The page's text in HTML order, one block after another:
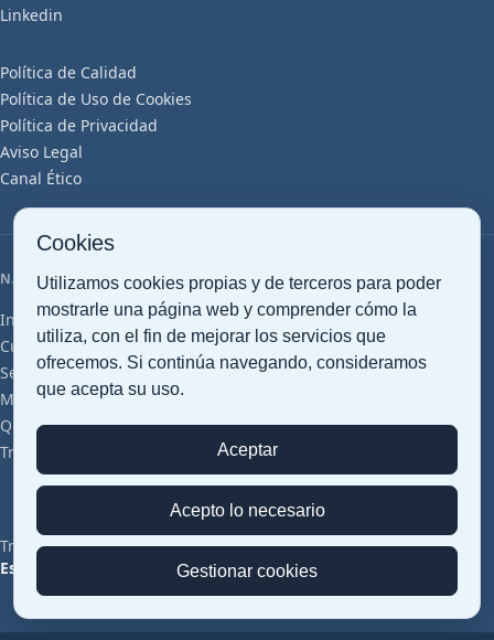
Linkedin
Política de Calidad
Política de Uso de Cookies
Política de Privacidad
Aviso Legal
Canal Ético
NAVEGACIÓN
InicioTransporte MarítimoTransporte AéreoTransporte Terrestre
Customs clearance Gestión DocumentalAlmacenaje Inteligente
Servicios Logísticos Cross TradeProyectos CargoPerecederos
Mercancías PeligrosasFarma (GDP)
Quiénes somosSostenibilidadOficinas y RedCertificaciones
Trabaja con Nosotros
ContactoPresupuesto
Transped © 2026 — Todos los derechos reservados
Español
Cookies
Utilizamos cookies propias y de terceros para poder
mostrarle una página web y comprender cómo la
utiliza, con el fin de mejorar los servicios que
ofrecemos. Si continúa navegando, consideramos
que acepta su uso.
Aceptar
Acepto lo necesario
Gestionar cookies